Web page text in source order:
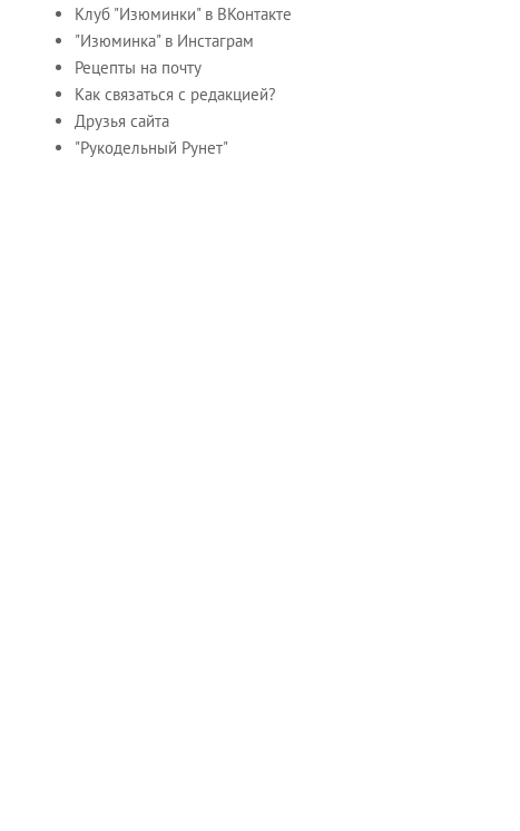
Клуб "Изюминки" в ВКонтакте
"Изюминка" в Инстаграм
Рецепты на почту
Как связаться с редакцией?
Друзья сайта
"Рукодельный Рунет"